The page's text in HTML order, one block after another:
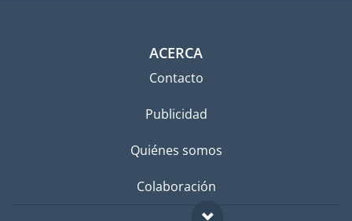
ACERCA
Contacto
Publicidad
Quiénes somos
Colaboración